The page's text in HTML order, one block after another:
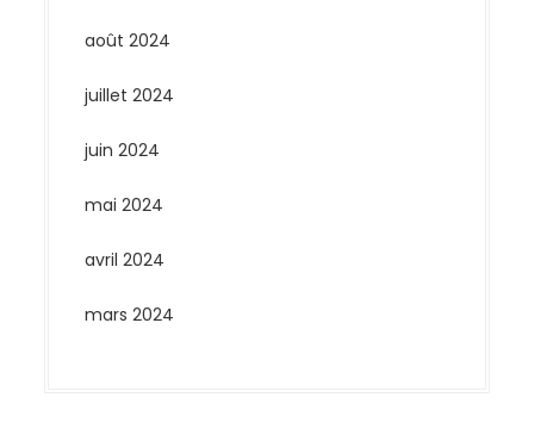
août 2024
juillet 2024
juin 2024
mai 2024
avril 2024
mars 2024